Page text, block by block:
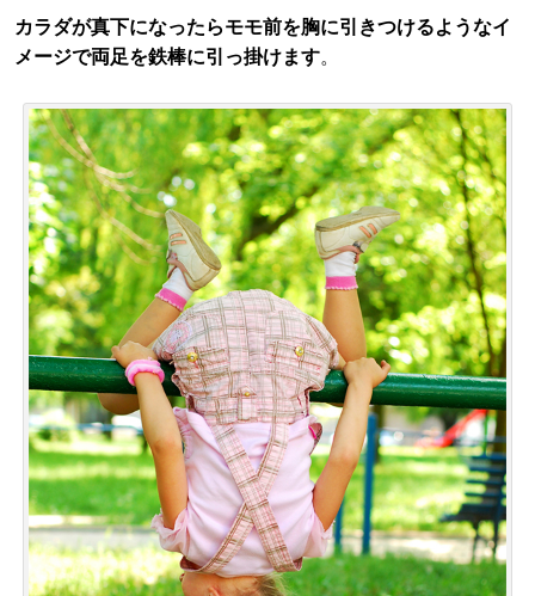
カラダが真下になったらモモ前を胸に引きつけるようなイ
メージで両足を鉄棒に引っ掛けます。